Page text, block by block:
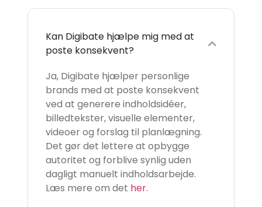
Kan Digibate hjælpe mig med at
poste konsekvent?
Ja, Digibate hjælper personlige
brands med at poste konsekvent
ved at generere indholdsidéer,
billedtekster, visuelle elementer,
videoer og forslag til planlægning.
Det gør det lettere at opbygge
autoritet og forblive synlig uden
dagligt manuelt indholdsarbejde.
Læs mere om det her.